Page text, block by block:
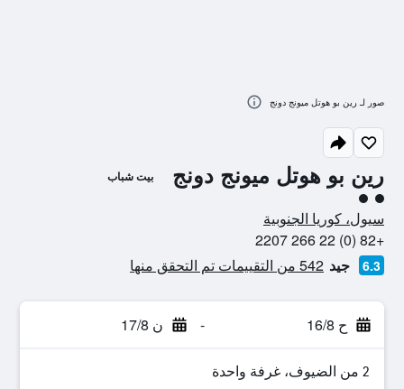
رين بو هوتل ميونج دونج بيت شباب
تقييم فئة 2
سيول، كوريا الجنوبية
+82 (0) 22 266 2207
6.3 جيد 542 من التقييمات تم التحقق منها
ح 16/8 - ن 17/8
2 من الضيوف، غرفة واحدة
صور لـ رين بو هوتل ميونج دونج